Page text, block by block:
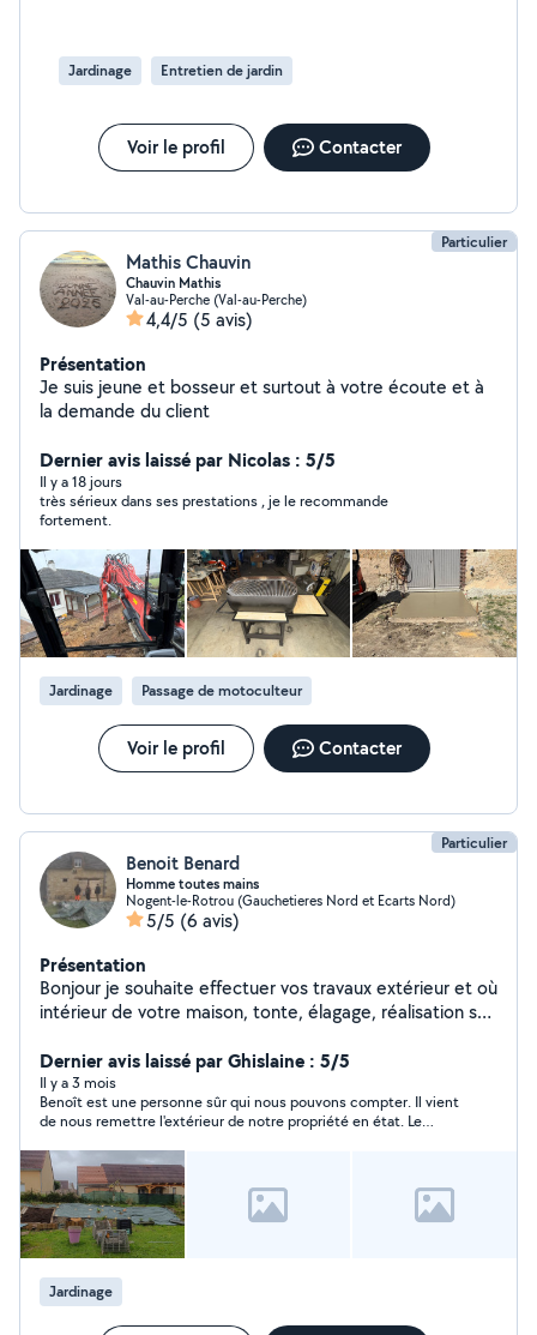
Jardinage Entretien de jardin
Voir le profil Contacter
Particulier
Mathis Chauvin
Chauvin Mathis
Val-au-Perche (Val-au-Perche)
4,4/5 (5 avis)
Présentation
Je suis jeune et bosseur et surtout à votre écoute et à
la demande du client
Dernier avis laissé par Nicolas : 5/5
Il y a 18 jours
très sérieux dans ses prestations , je le recommande
fortement.
Jardinage Passage de motoculteur
Voir le profil Contacter
Particulier
Benoit Benard
Homme toutes mains
Nogent-le-Rotrou (Gauchetieres Nord et Ecarts Nord)
5/5 (6 avis)
Présentation
Bonjour je souhaite effectuer vos travaux extérieur et où
intérieur de votre maison, tonte, élagage, réalisation sur
jardins,repassage,nettoyage de celle ci
Dernier avis laissé par Ghislaine : 5/5
Il y a 3 mois
Benoît est une personne sûr qui nous pouvons compter. Il vient
de nous remettre l'extérieur de notre propriété en état. Le
gâcher cette une personne très agréable. Vous pouvez lui
confier vos tâches en toute confiance.
Jardinage